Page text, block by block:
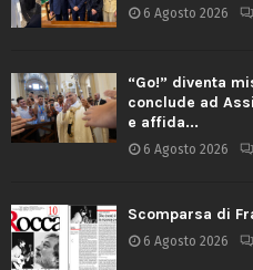
6 Agosto 2026
“Go!” diventa
conclude ad
e affida...
6 Agosto 2026
Scomparsa di
6 Agosto 2026